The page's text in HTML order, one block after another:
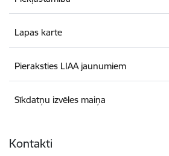
Lapas karte
Pieraksties LIAA jaunumiem
Sīkdatņu izvēles maiņa
Kontakti